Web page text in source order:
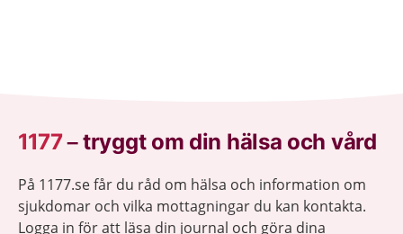
1177–tryggt om din hälsa och vård
På 1177.se får du råd om hälsa och information om
sjukdomar och vilka mottagningar du kan kontakta.
Logga in för att läsa din journal och göra dina